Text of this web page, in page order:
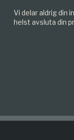
Vi delar aldrig din
helst avsluta din